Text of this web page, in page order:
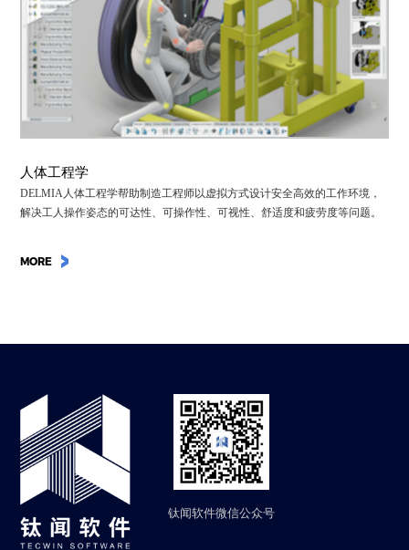
人体工程学
DELMIA人体工程学帮助制造工程师以虚拟方式设计安全高效的工作环境，
解决工人操作姿态的可达性、可操作性、可视性、舒适度和疲劳度等问题。
MORE
钛闻软件微信公众号